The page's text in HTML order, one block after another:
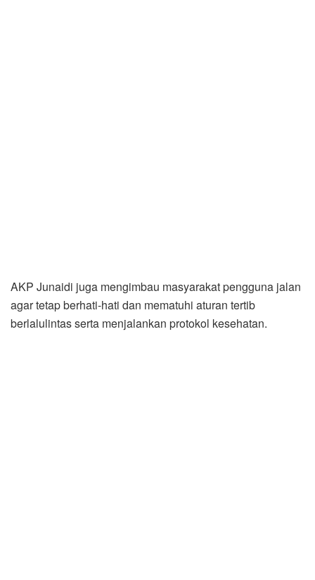
AKP Junaidi juga mengimbau masyarakat pengguna jalan
agar tetap berhati-hati dan mematuhi aturan tertib
berlalulintas serta menjalankan protokol kesehatan.